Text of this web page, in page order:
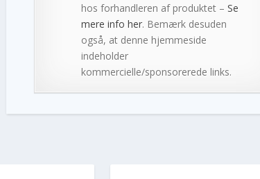
hos forhandleren af produktet – Se
mere info her. Bemærk desuden
også, at denne hjemmeside
indeholder
kommercielle/sponsorerede links.